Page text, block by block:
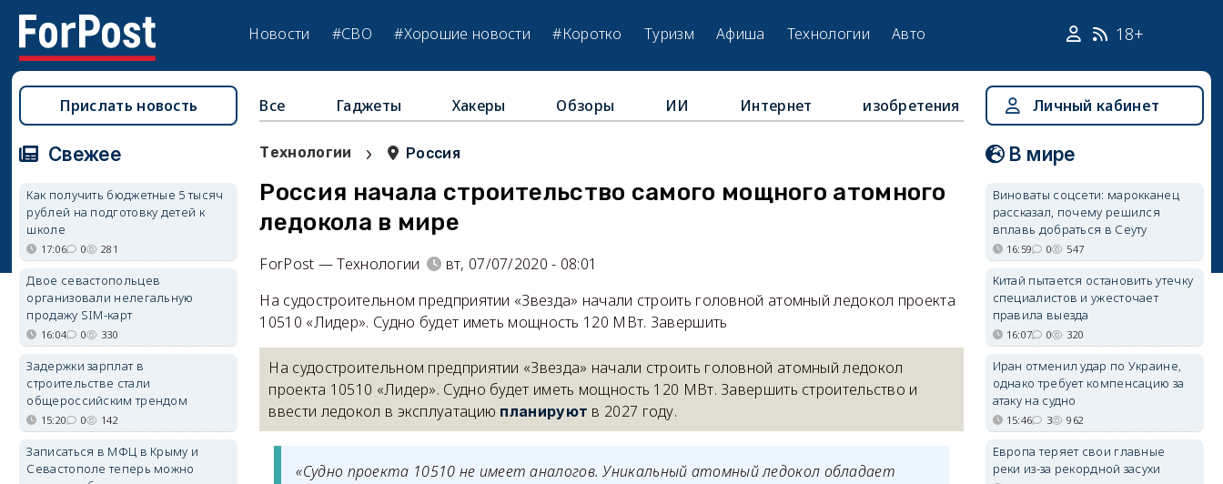
Новости #СВО #Хорошие новости #Коротко Туризм Афиша Технологии Авто 18+
Все Гаджеты Хакеры Обзоры ИИ Интернет изобретения
Технологии › Россия
Россия начала строительство самого мощного атомного
ледокола в мире
ForPost — Технологии
вт, 07/07/2020 - 08:01
На судостроительном предприятии «Звезда» начали строить головной атомный ледокол проекта
10510 «Лидер». Судно будет иметь мощность 120 МВт. Завершить
На судостроительном предприятии «Звезда» начали строить головной атомный ледокол
проекта 10510 «Лидер». Судно будет иметь мощность 120 МВт. Завершить строительство и
ввести ледокол в эксплуатацию планируют в 2027 году.
«Судно проекта 10510 не имеет аналогов. Уникальный атомный ледокол обладает
Прислать новость
Свежее
Как получить бюджетные 5 тысяч
рублей на подготовку детей к
школе
17:06 0 281
Двое севастопольцев
организовали нелегальную
продажу SIM-карт
16:04 0 330
Задержки зарплат в
строительстве стали
общероссийским трендом
15:20 0 142
Записаться в МФЦ в Крыму и
Севастополе теперь можно
Личный кабинет
В мире
Виноваты соцсети: марокканец
рассказал, почему решился
вплавь добраться в Сеуту
16:59 0 547
Китай пытается остановить утечку
специалистов и ужесточает
правила выезда
16:07 0 320
Иран отменил удар по Украине,
однако требует компенсацию за
атаку на судно
15:46 3 962
Европа теряет свои главные
реки из-за рекордной засухи